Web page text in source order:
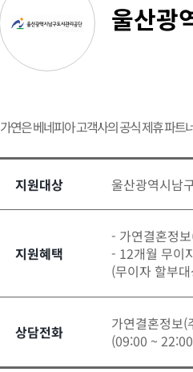
울산광
가연은 베네피아 고객사의 공식 제휴 파트
지원대상 울산광역시남
지원혜택
- 가연결혼정
- 12개월 무이
(무이자 할부
상담전화
가연결혼정보
(09:00 ~